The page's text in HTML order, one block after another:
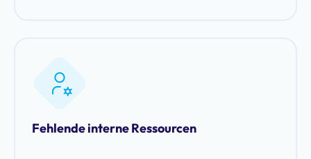
Fehlende interne Ressourcen